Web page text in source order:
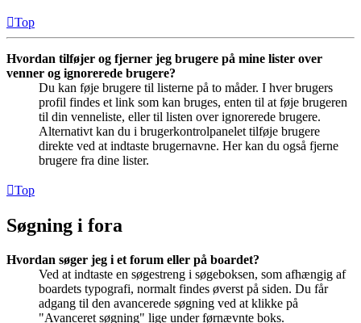
Top
Hvordan tilføjer og fjerner jeg brugere på mine lister over
venner og ignorerede brugere?
Du kan føje brugere til listerne på to måder. I hver brugers
profil findes et link som kan bruges, enten til at føje brugeren
til din venneliste, eller til listen over ignorerede brugere.
Alternativt kan du i brugerkontrolpanelet tilføje brugere
direkte ved at indtaste brugernavne. Her kan du også fjerne
brugere fra dine lister.
Top
Søgning i fora
Hvordan søger jeg i et forum eller på boardet?
Ved at indtaste en søgestreng i søgeboksen, som afhængig af
boardets typografi, normalt findes øverst på siden. Du får
adgang til den avancerede søgning ved at klikke på
"Avanceret søgning" lige under førnævnte boks.